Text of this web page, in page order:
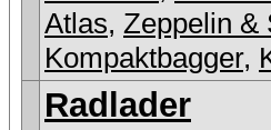
Atlas, Zeppelin &
Kompaktbagger,
Radlader